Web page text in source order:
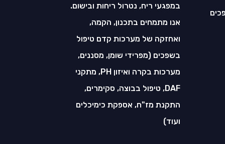
במפגעי ריח, נטרול ריחות ובישום.
אנו מתמחים בתכנון, הקמה,
ואחזקה של מערכות קדם טיפול
בשפכים (מפרידי שומן, מסננים,
מערכות בקרה ואיזון PH, מתקני
DAF, טיפול בבוצה, סקימרים,
התקנת מז"ח, אספקת כימיכלים
ועוד)